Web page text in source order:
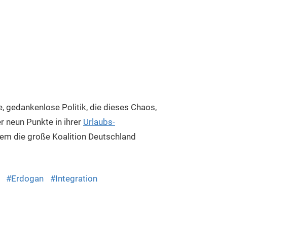
gedankenlose Politik, die dieses Chaos,
neun Punkte in ihrer Urlaubs-
die große Koalition Deutschland
Erdogan
Integration